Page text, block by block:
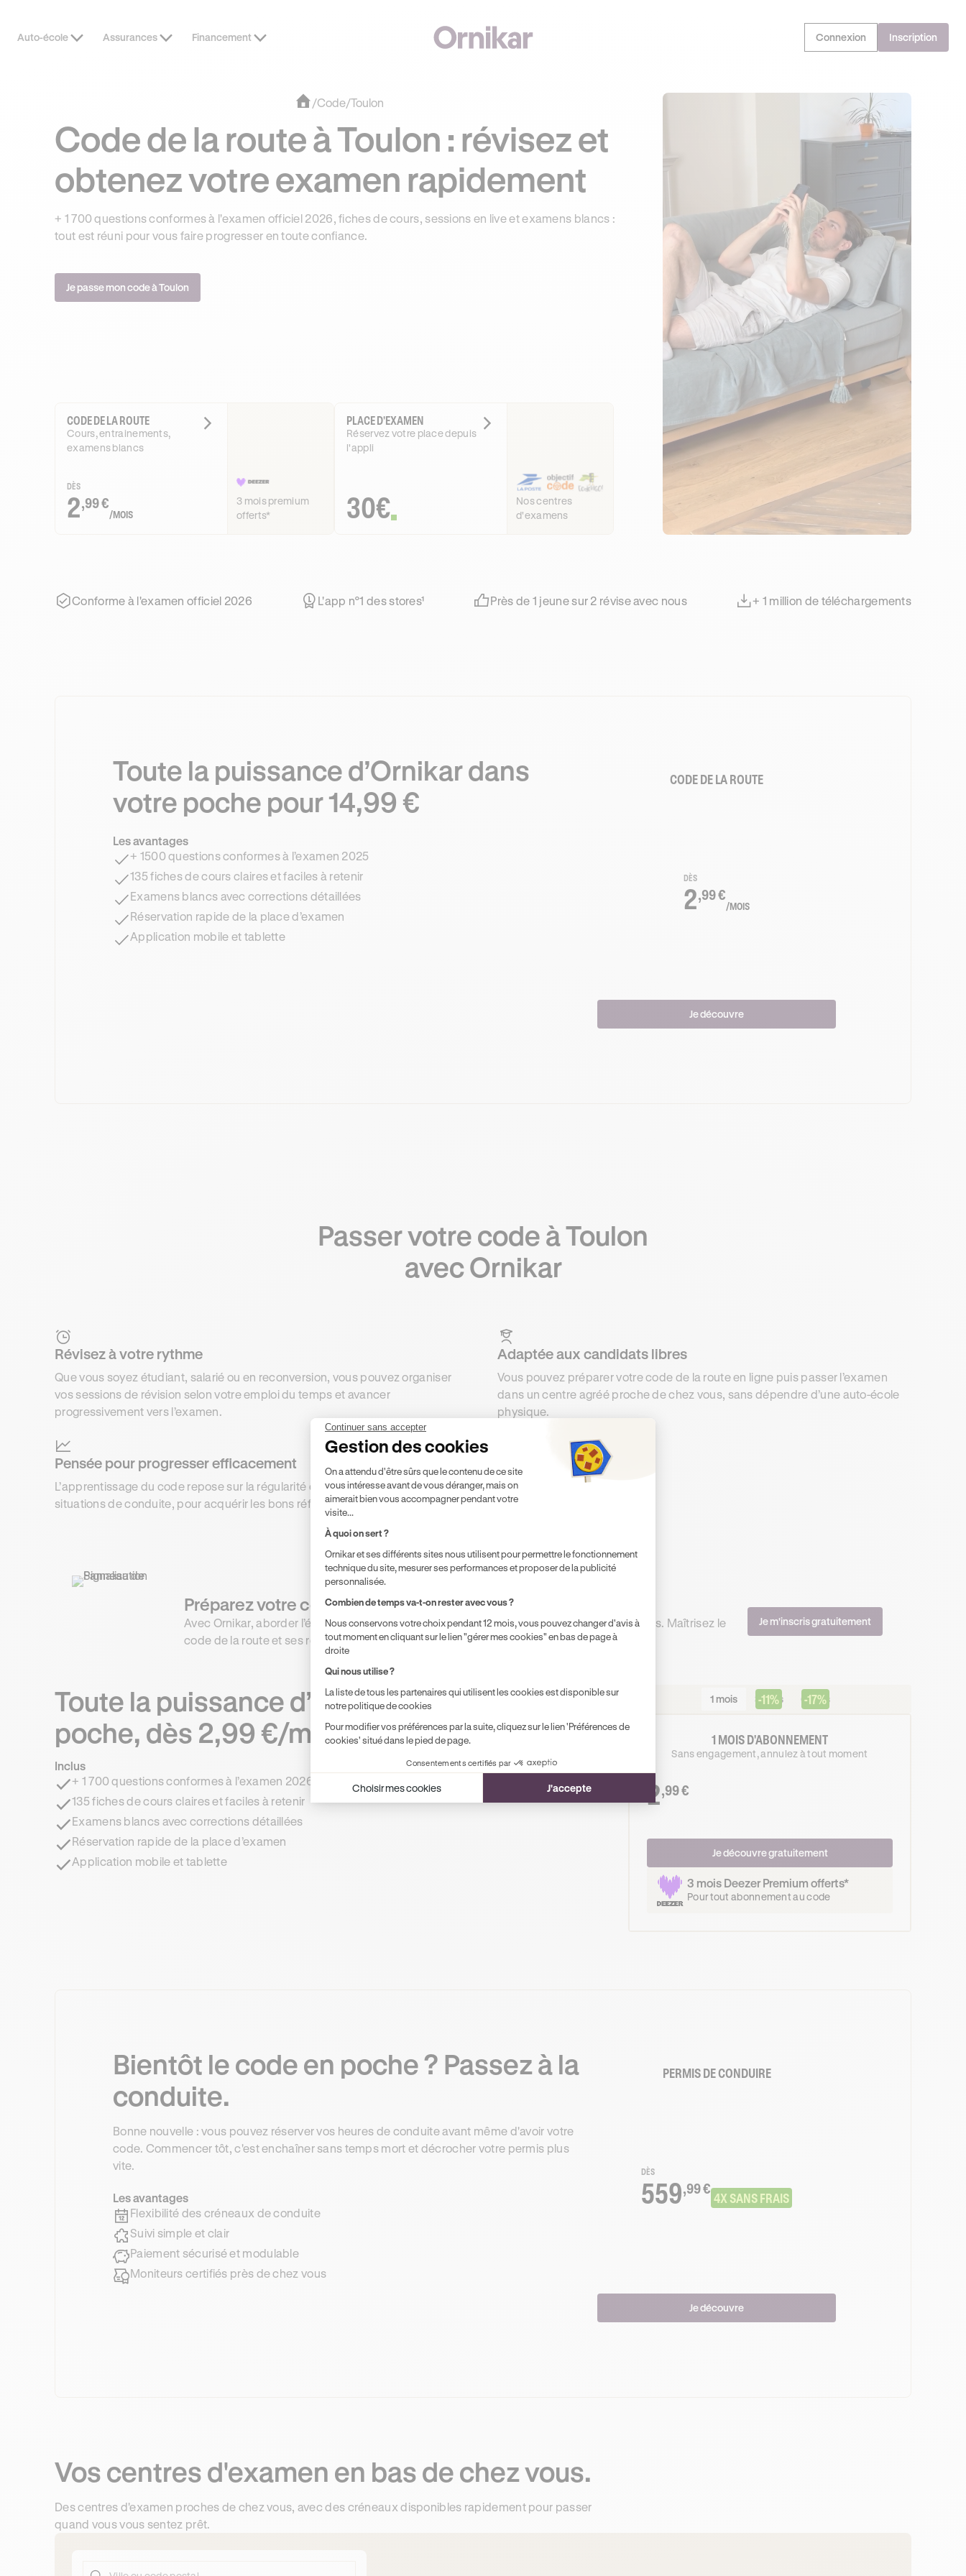
OFFRE EXCLUSIVE 3 MOIS DEEZER PREMIUM OFFERTS* POUR TOUT ABONNEMENT AU CODE ! OFFRE EXCLUSIVE
Auto-école Assurances Financement Connexion Inscription
/Code/Toulon
Code de la route à Toulon : révisez et
obtenez votre examen rapidement
+ 1 700 questions conformes à l'examen officiel 2026, fiches de cours, sessions en live et examens blancs :
tout est réuni pour vous faire progresser en toute confiance.
Je passe mon code à Toulon
CODE DE LA ROUTE
Cours, entrainements,
examens blancs
DÈS
2,99 €
/MOIS
3 mois premium
offerts*
PLACE D'EXAMEN
Réservez votre place depuis
l'appli
30€
Nos centres
d'examens
Conforme à l'examen officiel 2026 L'app n°1 des stores¹ Près de 1 jeune sur 2 révise avec nous + 1 million de téléchargements
Toute la puissance d’Ornikar dans
votre poche pour 14,99 €
Les avantages
+ 1500 questions conformes à l’examen 2025
135 fiches de cours claires et faciles à retenir
Examens blancs avec corrections détaillées
Réservation rapide de la place d’examen
Application mobile et tablette
CODE DE LA ROUTE
DÈS
2,99 €
/MOIS
Je découvre
Passer votre code à Toulon
avec Ornikar
Révisez à votre rythme
Que vous soyez étudiant, salarié ou en reconversion, vous pouvez organiser
vos sessions de révision selon votre emploi du temps et avancer
progressivement vers l’examen.
Adaptée aux candidats libres
Vous pouvez préparer votre code de la route en ligne puis passer l’examen
dans un centre agréé proche de chez vous, sans dépendre d’une auto-école
physique.
Pensée pour progresser efficacement
L’apprentissage du code repose sur la régularité et la compréhension des
situations de conduite, pour acquérir les bons réflexes le jour de l’examen.
Préparez votre code de la route à Toulon simplement !
Avec Ornikar, aborder l’échangeur de Bir Hakeim à Toulon ne sera plus une source de stress. Maîtrisez le
code de la route et ses règles de priorité avant même de prendre le volant !
Je m'inscris gratuitement
Toute la puissance d’Ornikar dans votre
poche, dès 2,99 €/mois.
Inclus
+ 1 700 questions conformes à l’examen 2026
135 fiches de cours claires et faciles à retenir
Examens blancs avec corrections détaillées
Réservation rapide de la place d’examen
Application mobile et tablette
1 mois 3 mois
-11% 6 mois
-17%
1 MOIS D'ABONNEMENT
Sans engagement, annulez à tout moment
2,99 €
Je découvre gratuitement
3 mois Deezer Premium offerts*
Pour tout abonnement au code
Bientôt le code en poche ? Passez à la
conduite.
Bonne nouvelle : vous pouvez réserver vos heures de conduite avant même d'avoir votre
code. Commencer tôt, c'est enchaîner sans temps mort et décrocher votre permis plus
vite.
Les avantages
Flexibilité des créneaux de conduite
Suivi simple et clair
Paiement sécurisé et modulable
Moniteurs certifiés près de chez vous
PERMIS DE CONDUIRE
DÈS
559,99 €
4X SANS FRAIS
Je découvre
Vos centres d'examen en bas de chez vous.
Des centres d'examen proches de chez vous, avec des créneaux disponibles rapidement pour passer
quand vous vous sentez prêt.
Continuer sans accepter
Gestion des cookies
Plateforme de Gestion du Consentement : Personnalisez vos Options
On a attendu d'être sûrs que le contenu de ce site
vous intéresse avant de vous déranger, mais on
aimerait bien vous accompagner pendant votre
visite...
À quoi on sert ?
Ornikar et ses différents sites nous utilisent pour permettre le fonctionnement
technique du site, mesurer ses performances et proposer de la publicité
personnalisée.
Combien de temps va-t-on rester avec vous ?
Nous conservons votre choix pendant 12 mois, vous pouvez changer d'avis à
tout moment en cliquant sur le lien "gérer mes cookies" en bas de page à
droite
Qui nous utilise ?
La liste de tous les partenaires qui utilisent les cookies est disponible sur
notre politique de cookies
Pour modifier vos préférences par la suite, cliquez sur le lien 'Préférences de
cookies' situé dans le pied de page.
Consentements certifiés par
Choisir mes cookies J'accepte
Axeptio consent